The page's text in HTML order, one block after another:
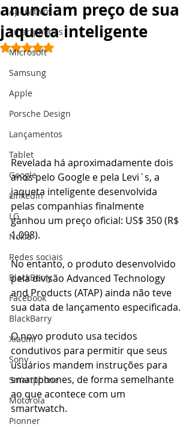
Aplicativos
Smartphones
Microsoft
Samsung
Apple
Porsche Design
Lançamentos
Tablet
Google
LinkedIn
LG
Nokia
Redes sociais
BlackBerry
Facebook
BlackBarry
Xiaomi
Sony
Smartphone
Motorola
Pionner
anunciam preço de sua
jaqueta inteligente
Avaliado com NaN de 5 estrelas.
Revelada há aproximadamente dois
anos pelo Google e pela Levi`s, a
jaqueta inteligente desenvolvida
pelas companhias finalmente
ganhou um preço oficial: US$ 350 (R$
1.098).
No entanto, o produto desenvolvido
pela divisão Advanced Technology
and Products (ATAP) ainda não teve
sua data de lançamento especificada.
O novo produto usa tecidos
condutivos para permitir que seus
usuários mandem instruções para
smartphones, de forma semelhante
ao que acontece com um
smartwatch.